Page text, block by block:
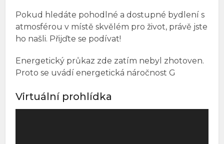
Pokud hledáte pohodlné a dostupné bydlení s
atmosférou v místě skvělém pro život, právě jste
ho našli. Přijďte se podívat!
Energetický průkaz zde zatím nebyl zhotoven.
Proto se uvádí energetická náročnost G
Virtuální prohlídka